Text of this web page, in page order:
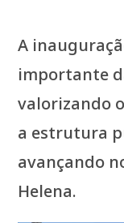
A
importante
valorizando
a estrutura
avançando
Helena.